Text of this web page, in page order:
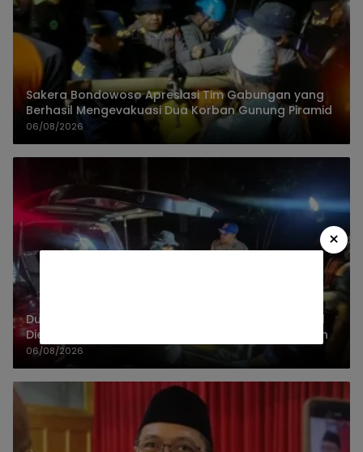
Sakera Bondowoso Apresiasi Tim Gabungan yang
Berhasil Mengevakuasi Dua Korban Gunung Piramid
06/08/2026
Dua Jenazah Gunung Piramid Bondowoso Berhasil
Dievakuasi, Kapolres Aryo Apresiasi Tim Gabungan
06/08/2026
×